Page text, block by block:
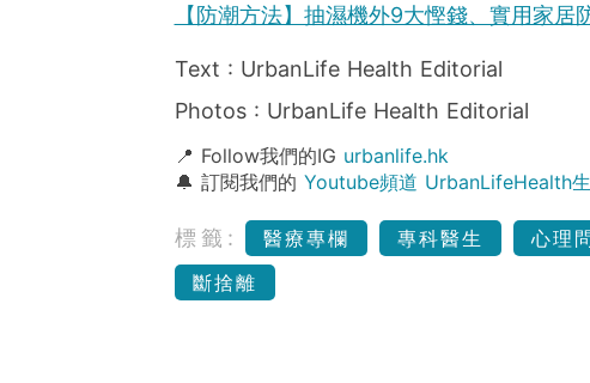
【防潮方法】抽濕機外9大慳錢、實用家
Text : UrbanLife Health Editorial
Photos : UrbanLife Health Editorial
📍 Follow我們的IG urbanlife.hk
🔔 訂閱我們的 Youtube頻道 UrbanLifeHealth
標籤: 醫療專欄 專科醫生 心理
斷捨離